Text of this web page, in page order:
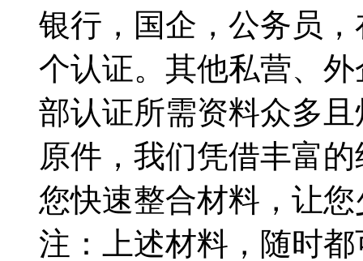
银行，国企，公务员
个认证。其他私营、
部认证所需资料众多
原件，我们凭借丰富
您快速整合材料，让
注：上述材料，随时